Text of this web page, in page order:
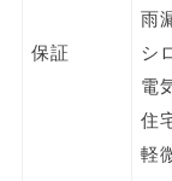
保証
雨
シ
電
住
軽